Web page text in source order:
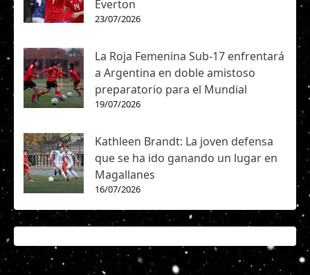
Everton
23/07/2026
La Roja Femenina Sub-17 enfrentará
a Argentina en doble amistoso
preparatorio para el Mundial
19/07/2026
Kathleen Brandt: La joven defensa
que se ha ido ganando un lugar en
Magallanes
16/07/2026